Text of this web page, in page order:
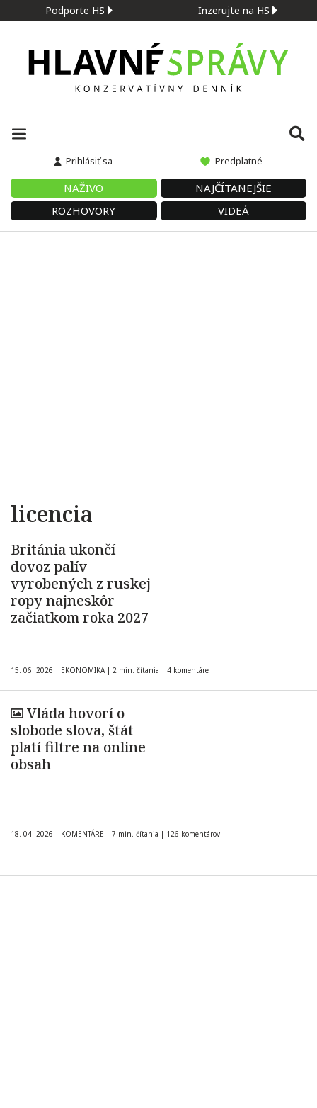
Podporte HS Inzerujte na HS
Prihlásiť sa Predplatné
NAŽIVO
NAJČÍTANEJŠIE
ROZHOVORY
VIDEÁ
licencia
Británia ukončí
dovoz palív
vyrobených z ruskej
ropy najneskôr
začiatkom roka 2027
15. 06. 2026 | EKONOMIKA | 2 min. čítania | 4 komentáre
Vláda hovorí o
slobode slova, štát
platí filtre na online
obsah
18. 04. 2026 | KOMENTÁRE | 7 min. čítania | 126 komentárov